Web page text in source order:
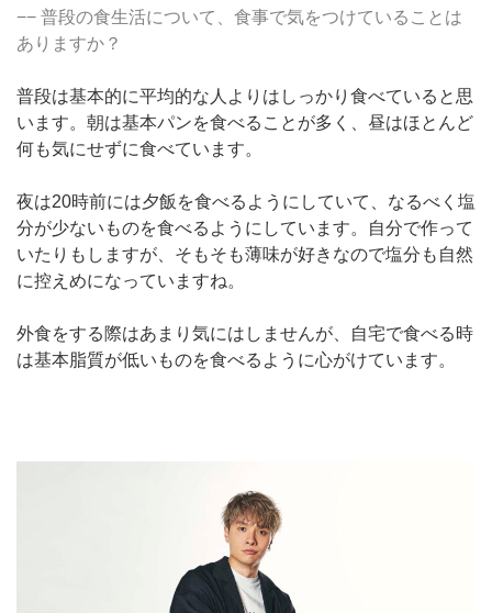
−− 普段の食生活について、食事で気をつけていることは
ありますか？
普段は基本的に平均的な人よりはしっかり食べていると思
います。朝は基本パンを食べることが多く、昼はほとんど
何も気にせずに食べています。
夜は20時前には夕飯を食べるようにしていて、なるべく塩
分が少ないものを食べるようにしています。自分で作って
いたりもしますが、そもそも薄味が好きなので塩分も自然
に控えめになっていますね。
外食をする際はあまり気にはしませんが、自宅で食べる時
は基本脂質が低いものを食べるように心がけています。